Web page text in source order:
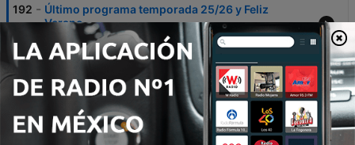
192 - Último programa temporada 25/26 y Feliz
Verano.
24 jun. 2026
191
Deporte y valores, “La buscadora de erizos” con
Esperanza Martínez
190 - EMPATÍA para un mundo mejor